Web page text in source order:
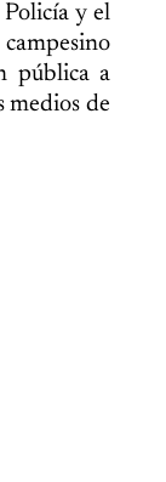
y el
pública a
medios de